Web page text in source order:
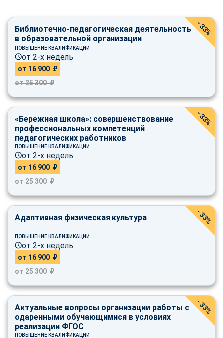
Библиотечно-педагогическая деятельность
в образовательной организации
ПОВЫШЕНИЕ КВАЛИФИКАЦИИ
от 2-х недель
от 16 900 ₽
от 25 300 ₽
- 33%
«Бережная школа»: совершенствование
профессиональных компетенций
педагогических работников
ПОВЫШЕНИЕ КВАЛИФИКАЦИИ
от 2-х недель
от 16 900 ₽
от 25 300 ₽
- 33%
Адаптивная физическая культура
ПОВЫШЕНИЕ КВАЛИФИКАЦИИ
от 2-х недель
от 16 900 ₽
от 25 300 ₽
- 33%
Актуальные вопросы организации работы с
одаренными обучающимися в условиях
реализации ФГОС
ПОВЫШЕНИЕ КВАЛИФИКАЦИИ
- 33%